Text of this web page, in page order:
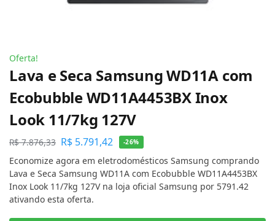
Oferta!
Lava e Seca Samsung WD11A com
Ecobubble WD11A4453BX Inox
Look 11/7kg 127V
R$7.876,33 R$ 5.791,42 -26%
Economize agora em eletrodomésticos Samsung comprando
Lava e Seca Samsung WD11A com Ecobubble WD11A4453BX
Inox Look 11/7kg 127V na loja oficial Samsung por 5791.42
ativando esta oferta.